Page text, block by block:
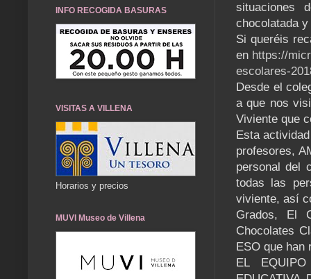
situaciones
chocolatada
Si queréis
en https://
escolares-
Desde el
a que nos
Viviente que
Esta
profesores,
personal del
todas las
viviente, así
Grados, El
Chocolates
ESO que
EL
INFO RECOGIDA BASURAS
VISITAS A VILLENA
Horarios y precios
MUVI Museo de Villena